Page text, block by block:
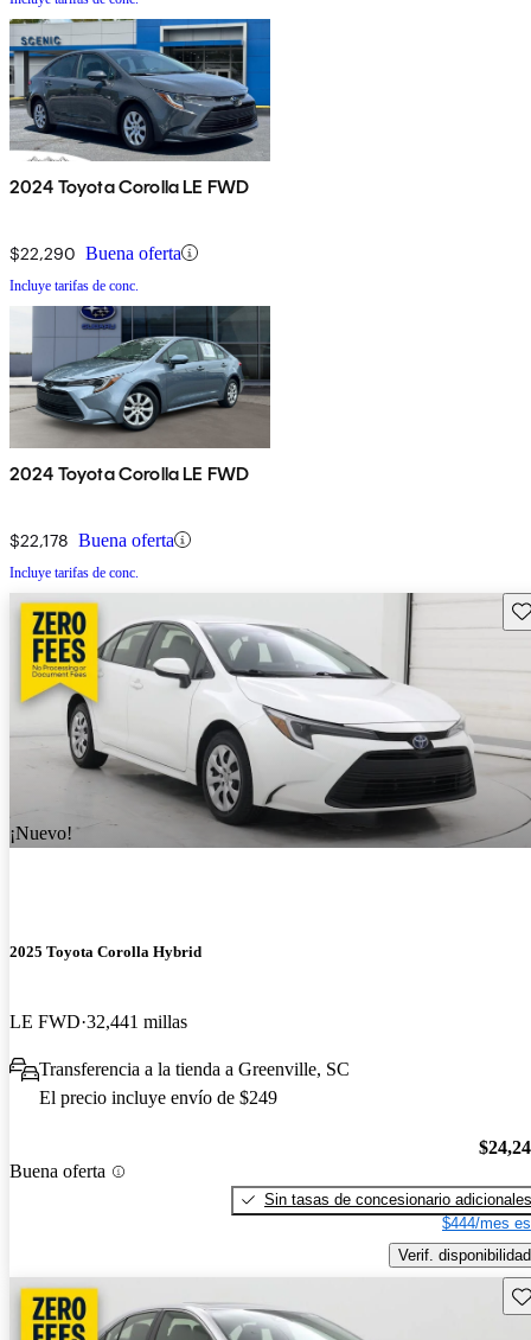
2024 Toyota Corolla LE FWD
$22,290 Buena oferta
Incluye tarifas de conc.
2024 Toyota Corolla LE FWD
$22,178 Buena oferta
Incluye tarifas de conc.
¡Nuevo!
2025 Toyota Corolla Hybrid
LE FWD 32,441 millas
Transferencia a la tienda a Greenville, SC
El precio incluye envío de $249
Buena oferta
Sin tasas de concesionario adicionales
$444/mes
Verif. disponibilidad